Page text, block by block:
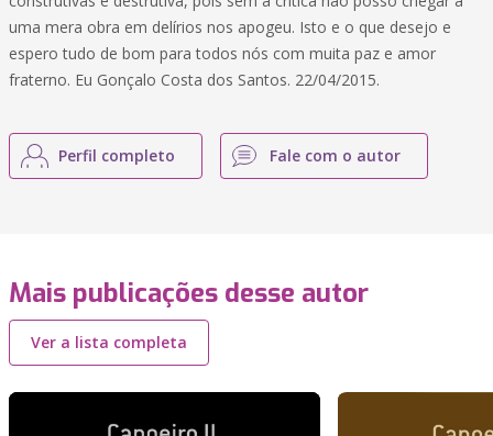
uma mera obra em delírios nos apogeu. Isto e o que desejo e
espero tudo de bom para todos nós com muita paz e amor
fraterno. Eu Gonçalo Costa dos Santos. 22/04/2015.
Perfil completo Fale com o autor
Mais publicações desse autor
Ver a lista completa